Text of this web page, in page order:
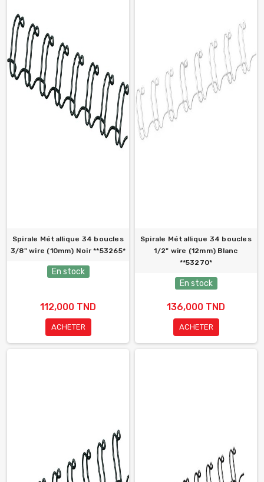
Spirale Métallique 34 boucles
3/8" wire (10mm) Noir **53265*
En stock
112,000 TND
ACHETER
Spirale Métallique 34 boucles
1/2" wire (12mm) Blanc
**53270*
En stock
136,000 TND
ACHETER